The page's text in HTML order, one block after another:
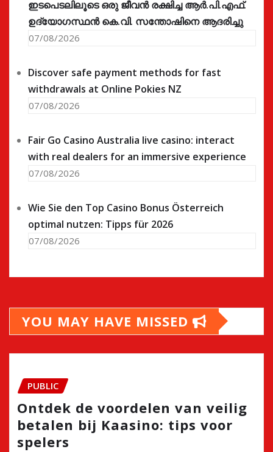
ഇടപെടലിലൂടെ ഒരു ജീവൻ രക്ഷിച്ച ആർ.പി.എഫ്.
ഉദ്യോഗസ്ഥൻ കെ.വി. സന്തോഷിനെ ആദരിച്ചു
07/08/2026
Discover safe payment methods for fast
withdrawals at Online Pokies NZ
07/08/2026
Fair Go Casino Australia live casino: interact
with real dealers for an immersive experience
07/08/2026
Wie Sie den Top Casino Bonus Österreich
optimal nutzen: Tipps für 2026
07/08/2026
YOU MAY HAVE MISSED
PUBLIC
Ontdek de voordelen van veilig
betalen bij Kaasino: tips voor
spelers